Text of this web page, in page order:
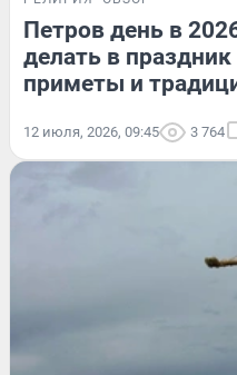
Петров день в
делать в
приметы и
12 июля, 2026, 09:45 3 764